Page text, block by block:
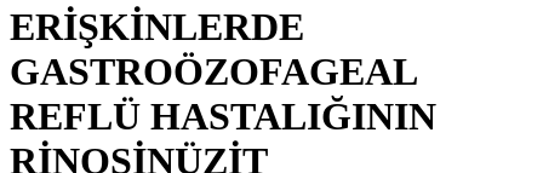
ERİŞKİNLERDE
GASTROÖZOFAGEAL
REFLÜ HASTALIĞININ
RİNOSİNÜZİT